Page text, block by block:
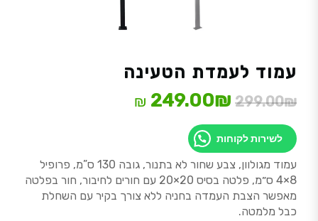
עמוד לעמדת הטעינה
299.00₪ המחיר המקורי היה: 299.00₪.
249.00₪ המחיר הנוכחי הוא: 249.00₪.
₪
לשירות לקוחות
עמוד מגולוון, צבע שחור לא בתנור, גובה 130 ס”מ, פרופיל
8×4 ס״מ, פלטה בסיס 20×20 עם חורים לחיבור, חור בפלטה
מאפשר הצבת העמדה בחניה ללא צורך בקיר עם השחלת
כבל מלמטה.